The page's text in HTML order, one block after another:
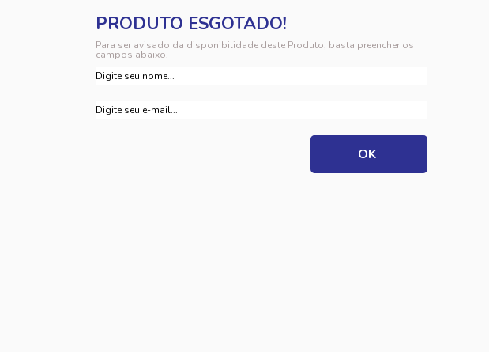
Para ser avisado da disponibilidade deste Produto, basta preencher os
campos abaixo.